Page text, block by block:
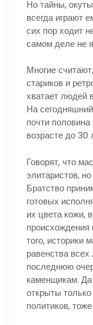
Но тайны,
всегда играют
сих пор ходит
самом деле не
Многие
стариков и
хватает людей
На
почти
возрасте до 30
Говорят, что
элитаристов,
Братство
готовых
их цвета кожи,
того, историки
равенства
последнюю
каменщикам.
открыты
политиков,